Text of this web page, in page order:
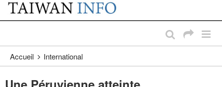
Passer au contenu principal
:::
Accueil International